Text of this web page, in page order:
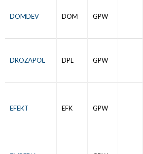
DOMDEV DOM GPW
DROZAPOL DPL GPW
EFEKT EFK GPW